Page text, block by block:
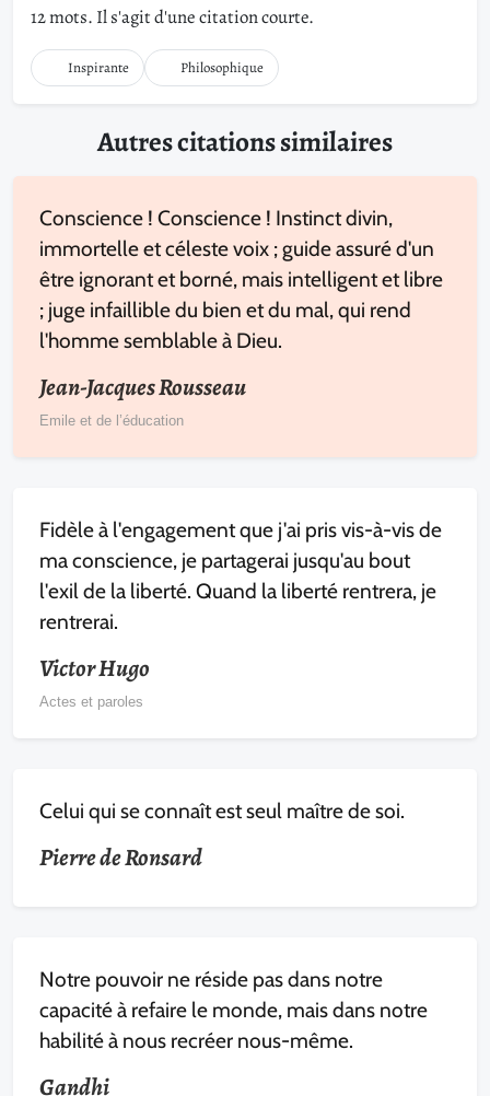
12 mots. Il s'agit d'une citation courte.
Inspirante Philosophique
Autres citations similaires
Conscience ! Conscience ! Instinct divin,
immortelle et céleste voix ; guide assuré d'un
être ignorant et borné, mais intelligent et libre
; juge infaillible du bien et du mal, qui rend
l'homme semblable à Dieu.
Jean-Jacques Rousseau
Emile et de l’éducation
Fidèle à l'engagement que j'ai pris vis-à-vis de
ma conscience, je partagerai jusqu'au bout
l'exil de la liberté. Quand la liberté rentrera, je
rentrerai.
Victor Hugo
Actes et paroles
Celui qui se connaît est seul maître de soi.
Pierre de Ronsard
Notre pouvoir ne réside pas dans notre
capacité à refaire le monde, mais dans notre
habilité à nous recréer nous-même.
Gandhi